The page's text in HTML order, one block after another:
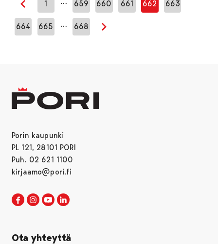
Edellinen sivu
1 659 660 661 662 663
664 665 … 668
Seuraava sivu
Porin kaupunki
PL 121, 28101 PORI
Puh. 02 621 1100
kirjaamo@pori.fi
Porin kaupunki Facebookissa
Avautuu uudessa välilehdessä
Porin kaupunki Instagramissa
Avautuu uudessa välilehdessä
Porin kaupunki Youtubessa
Avautuu uudessa välilehdessä
Ota yhteyttä